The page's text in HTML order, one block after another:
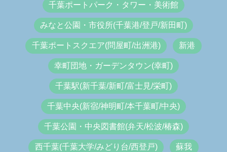
千葉ポートパーク・タワー・美術館
みなと公園・市役所(千葉港/登戸/新田町)
千葉ポートスクエア(問屋町/出洲港) 新港
幸町団地・ガーデンタウン(幸町)
千葉駅(新千葉/新町/富士見/栄町)
千葉中央(新宿/神明町/本千葉町/中央)
千葉公園・中央図書館(弁天/松波/椿森)
西千葉(千葉大学/みどり台/西登戸) 蘇我